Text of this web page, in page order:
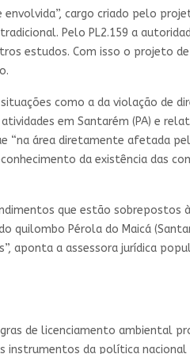
cargo criado pelo
Pelo PL2.159 a
estudos. Com isso o projeto
como a da violação de
em Santarém (PA) e
“na área diretamente afetada
da existência das
que estão
quilombo Pérola do Maicá
aponta a assessora jurídica
de licenciamento
instrumentos da política